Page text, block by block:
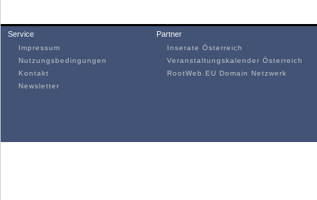
Service
Impressum
Nutzungsbedingungen
Kontakt
Newsletter
Partner
Inserate Österreich
Veranstaltungskalender Österreich
RootWeb.EU Domain Netzwerk